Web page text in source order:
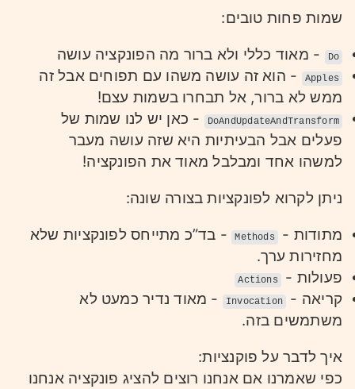
שמות פחות טובים:
Do - מאוד כללי ולא ברור מה הפונקציה עושה
Apples
- הוא זה עושה משהו עם תפוחים אבל זה
ממש לא ברור, אל תבחרו בשמות עצם!
DoAndUpdateAndTransform
- כאן יש לנו שמות של
פעלים אבל הבעיתיות היא שזה עושה מעבר
למשהו אחד ומבלבל מאוד את הפונקציה!
ניתן לקרוא לפונקציות בצורה שונה:
מתודות - Methods - בד”כ מתייחס לפונקציות שלא
מחזירות ערך.
פעולות - Actions
קריאה - Invocation
- מאוד נדיר כמעט לא
משתמשים בזה.
איך לדבר על פוקנציות:
כפי שאמרנו אם אנחנו רוצים להציג פונקציה אנחנו